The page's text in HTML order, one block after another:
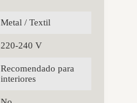
Metal / Textil
220-240 V
Recomendado para
interiores